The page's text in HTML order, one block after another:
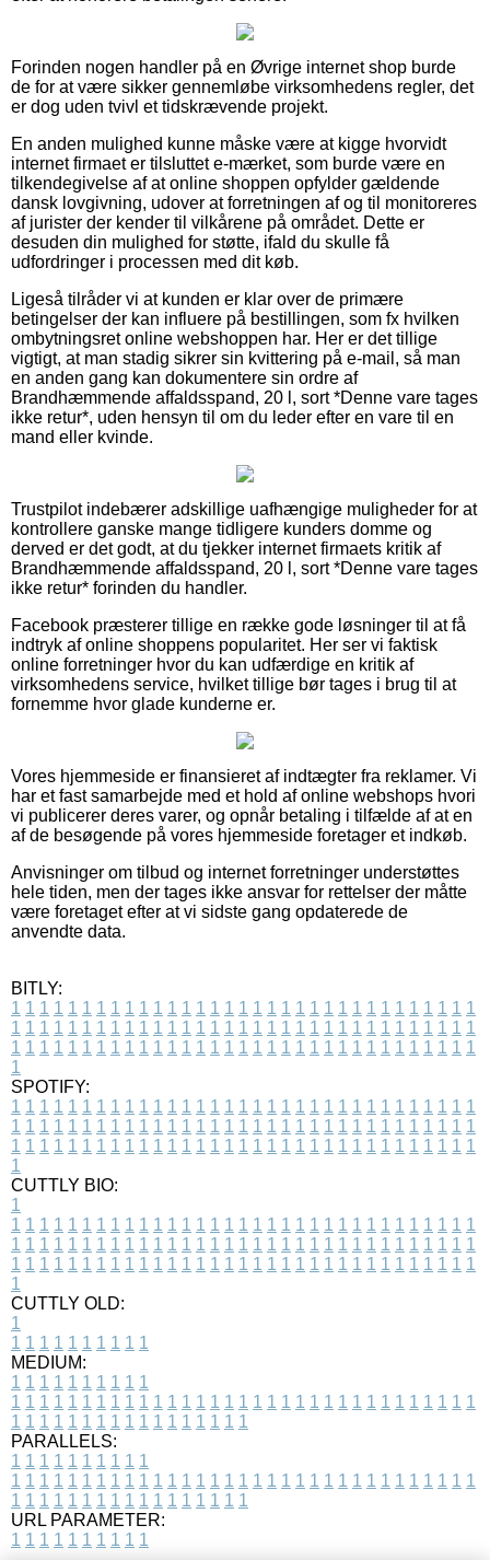
Forinden nogen handler på en Øvrige internet shop burde
de for at være sikker gennemløbe virksomhedens regler, det
er dog uden tvivl et tidskrævende projekt.
En anden mulighed kunne måske være at kigge hvorvidt
internet firmaet er tilsluttet e-mærket, som burde være en
tilkendegivelse af at online shoppen opfylder gældende
dansk lovgivning, udover at forretningen af og til monitoreres
af jurister der kender til vilkårene på området. Dette er
desuden din mulighed for støtte, ifald du skulle få
udfordringer i processen med dit køb.
Ligeså tilråder vi at kunden er klar over de primære
betingelser der kan influere på bestillingen, som fx hvilken
ombytningsret online webshoppen har. Her er det tillige
vigtigt, at man stadig sikrer sin kvittering på e-mail, så man
en anden gang kan dokumentere sin ordre af
Brandhæmmende affaldsspand, 20 l, sort *Denne vare tages
ikke retur*, uden hensyn til om du leder efter en vare til en
mand eller kvinde.
Trustpilot indebærer adskillige uafhængige muligheder for at
kontrollere ganske mange tidligere kunders domme og
derved er det godt, at du tjekker internet firmaets kritik af
Brandhæmmende affaldsspand, 20 l, sort *Denne vare tages
ikke retur* forinden du handler.
Facebook præsterer tillige en række gode løsninger til at få
indtryk af online shoppens popularitet. Her ser vi faktisk
online forretninger hvor du kan udfærdige en kritik af
virksomhedens service, hvilket tillige bør tages i brug til at
fornemme hvor glade kunderne er.
Vores hjemmeside er finansieret af indtægter fra reklamer. Vi
har et fast samarbejde med et hold af online webshops hvori
vi publicerer deres varer, og opnår betaling i tilfælde af at en
af de besøgende på vores hjemmeside foretager et indkøb.
Anvisninger om tilbud og internet forretninger understøttes
hele tiden, men der tages ikke ansvar for rettelser der måtte
være foretaget efter at vi sidste gang opdaterede de
anvendte data.
BITLY:
1 1 1 1 1 1 1 1 1 1 1 1 1 1 1 1 1 1 1 1 1 1 1 1 1 1 1 1 1 1 1 1 1
1 1 1 1 1 1 1 1 1 1 1 1 1 1 1 1 1 1 1 1 1 1 1 1 1 1 1 1 1 1 1 1 1
1 1 1 1 1 1 1 1 1 1 1 1 1 1 1 1 1 1 1 1 1 1 1 1 1 1 1 1 1 1 1 1 1
1
SPOTIFY:
1 1 1 1 1 1 1 1 1 1 1 1 1 1 1 1 1 1 1 1 1 1 1 1 1 1 1 1 1 1 1 1 1
1 1 1 1 1 1 1 1 1 1 1 1 1 1 1 1 1 1 1 1 1 1 1 1 1 1 1 1 1 1 1 1 1
1 1 1 1 1 1 1 1 1 1 1 1 1 1 1 1 1 1 1 1 1 1 1 1 1 1 1 1 1 1 1 1 1
1
CUTTLY BIO:
1
1 1 1 1 1 1 1 1 1 1 1 1 1 1 1 1 1 1 1 1 1 1 1 1 1 1 1 1 1 1 1 1 1
1 1 1 1 1 1 1 1 1 1 1 1 1 1 1 1 1 1 1 1 1 1 1 1 1 1 1 1 1 1 1 1 1
1 1 1 1 1 1 1 1 1 1 1 1 1 1 1 1 1 1 1 1 1 1 1 1 1 1 1 1 1 1 1 1 1
1
CUTTLY OLD:
1
1 1 1 1 1 1 1 1 1 1
MEDIUM:
1 1 1 1 1 1 1 1 1 1
1 1 1 1 1 1 1 1 1 1 1 1 1 1 1 1 1 1 1 1 1 1 1 1 1 1 1 1 1 1 1 1 1
1 1 1 1 1 1 1 1 1 1 1 1 1 1 1 1 1
PARALLELS:
1 1 1 1 1 1 1 1 1 1
1 1 1 1 1 1 1 1 1 1 1 1 1 1 1 1 1 1 1 1 1 1 1 1 1 1 1 1 1 1 1 1 1
1 1 1 1 1 1 1 1 1 1 1 1 1 1 1 1 1
URL PARAMETER:
1 1 1 1 1 1 1 1 1 1